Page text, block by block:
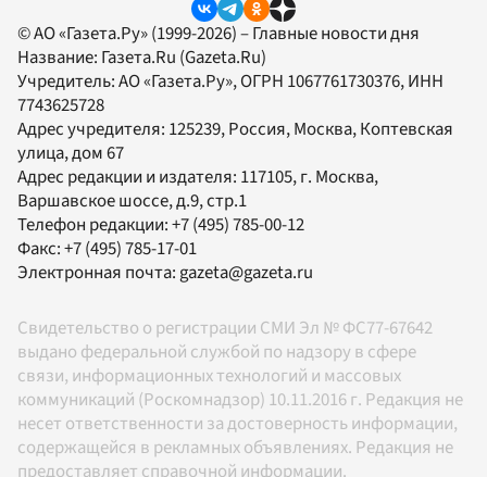
© АО «Газета.Ру» (1999-2026) – Главные новости дня
Название: Газета.Ru (Gazeta.Ru)
Учредитель:АО «Газета.Ру», ОГРН 1067761730376, ИНН
7743625728
Адрес учредителя: 125239, Россия, Москва, Коптевская
улица, дом 67
Адрес редакции и издателя: 117105, г. Москва,
Варшавское шоссе, д.9, стр.1
Телефон редакции:+7 (495) 785-00-12
Факс:+7 (495) 785-17-01
Электронная почта:gazeta@gazeta.ru
Свидетельство о регистрации СМИ Эл № ФС77-67642
выдано федеральной службой по надзору в сфере
связи, информационных технологий и массовых
коммуникаций (Роскомнадзор) 10.11.2016 г. Редакция не
несет ответственности за достоверность информации,
содержащейся в рекламных объявлениях. Редакция не
предоставляет справочной информации.